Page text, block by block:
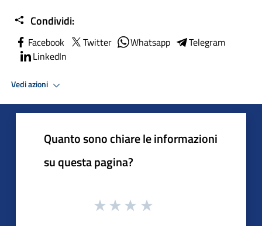
Condividi:
Facebook Twitter Whatsapp
Telegram
LinkedIn
Vedi azioni
Quanto sono chiare le informazioni
su questa pagina?